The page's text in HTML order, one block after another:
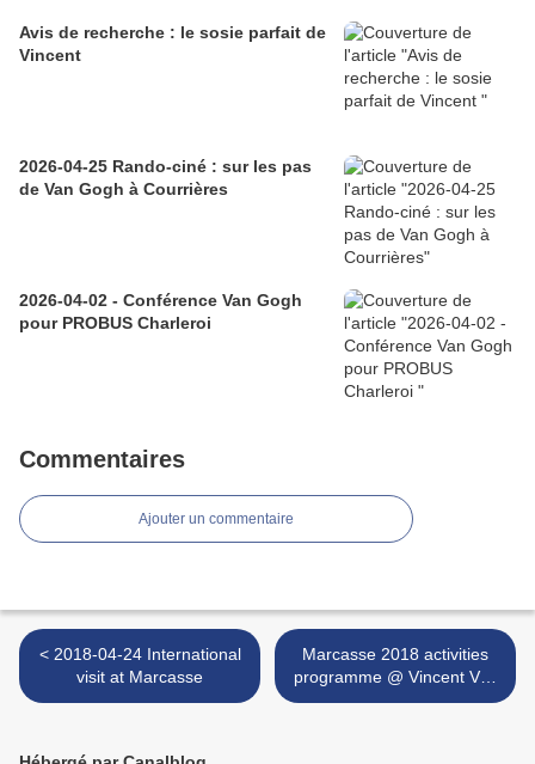
Avis de recherche : le sosie parfait de
Vincent
2026-04-25 Rando-ciné : sur les pas
de Van Gogh à Courrières
2026-04-02 - Conférence Van Gogh
pour PROBUS Charleroi
Commentaires
Ajouter un commentaire
< 2018-04-24 International
visit at Marcasse
Marcasse 2018 activities
programme @ Vincent Van
Gogh's favourite coal mine